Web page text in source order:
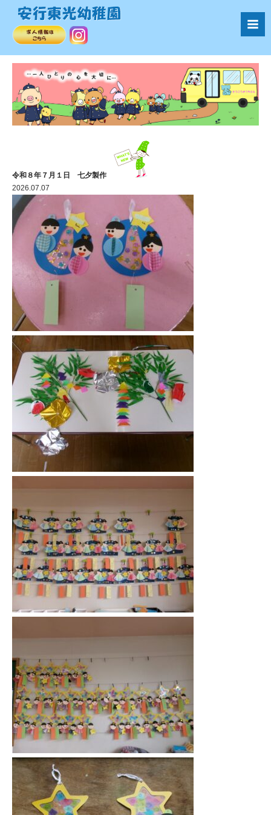
令和８年７月１日 七夕製作
2026.07.07